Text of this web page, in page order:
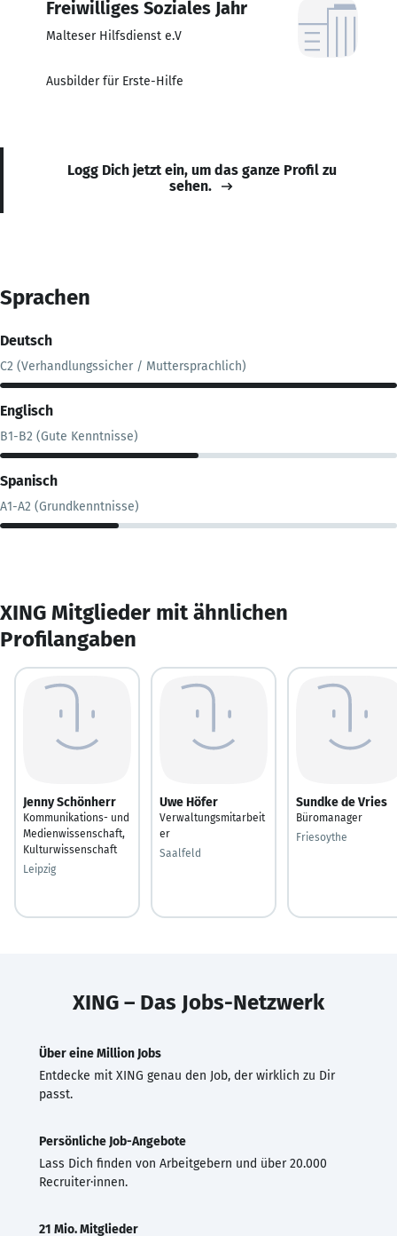
Freiwilliges Soziales Jahr
Malteser Hilfsdienst e.V
Ausbilder für Erste-Hilfe
Logg Dich jetzt ein, um das ganze Profil zu
sehen.
Sprachen
Deutsch
C2 (Verhandlungssicher / Muttersprachlich)
Englisch
B1-B2 (Gute Kenntnisse)
Spanisch
A1-A2 (Grundkenntnisse)
XING Mitglieder mit ähnlichen
Profilangaben
Jenny Schönherr
Kommunikations- und
Medienwissenschaft,
Kulturwissenschaft
Leipzig
Uwe Höfer
Verwaltungsmitarbeit
er
Saalfeld
Sundke de Vries
Büromanager
Friesoythe
XING – Das Jobs-Netzwerk
Über eine Million Jobs
Entdecke mit XING genau den Job, der wirklich zu Dir
passt.
Persönliche Job-Angebote
Lass Dich finden von Arbeitgebern und über 20.000
Recruiter·innen.
21 Mio. Mitglieder